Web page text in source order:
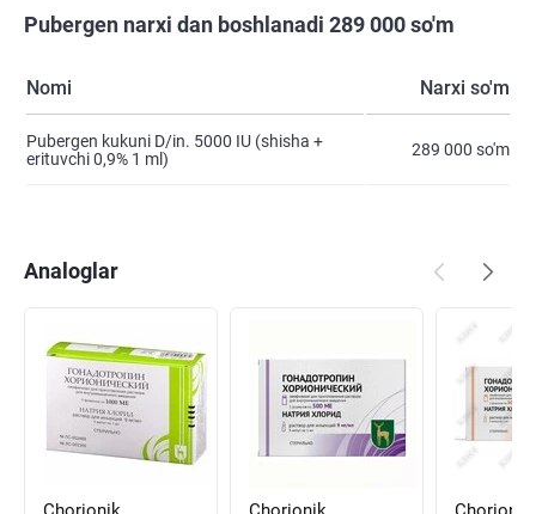
Pubergen narxi dan boshlanadi 289 000 so'm
Nomi Narxi so'm
Pubergen kukuni D/in. 5000 IU (shisha +
erituvchi 0,9% 1 ml)
289 000 so'm
Analoglar